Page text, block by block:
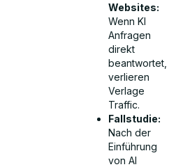
Websites:
Wenn KI
Anfragen
direkt
beantwortet,
verlieren
Verlage
Traffic.
Fallstudie:
Nach der
Einführung
von AI